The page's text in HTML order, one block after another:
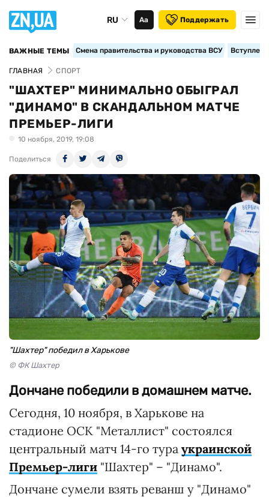
RU Аа Поддержать
ВАЖНЫЕ ТЕМЫ Смена правительства и руководства ВСУ
ГЛАВНАЯ СПОРТ
"ШАХТЕР" МИНИМАЛЬНО ОБЫГРАЛ
"ДИНАМО" В СКАНДАЛЬНОМ МАТЧЕ
ПРЕМЬЕР-ЛИГИ
10 ноября, 2019, 19:08
Поделиться
"Шахтер" победил в Харькове
© ФК Шахтер
Дончане победили в домашнем матче.
Сегодня, 10 ноября, в Харькове на
стадионе ОСК "Металлист" состоялся
центральный матч 14-го тура украинской
Премьер-лиги "Шахтер" – "Динамо".
Дончане сумели взять реванш у "Динамо"